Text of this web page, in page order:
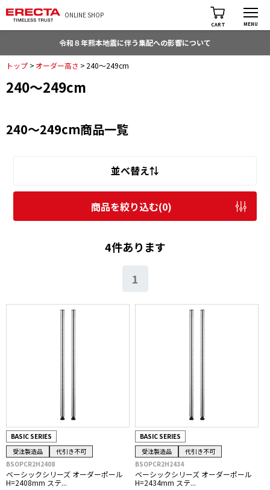
ONLINE SHOP
CART MENU
令和８年熊本地震に伴う集配への影響について
トップ > オーダー高さ > 240～249cm
240～249cm
240～249cm商品一覧
並べ替え⇅
商品を絞り込む(0)
4件あります
1
BASIC SERIES
受注製造品
代引き不可
BSOPCR2H2408
ベーシックシリーズ オーダーポール
H=2408mm ステ...
BASIC SERIES
受注製造品
代引き不可
BSOPCR2H2434
ベーシックシリーズ オーダーポール
H=2434mm ステ...